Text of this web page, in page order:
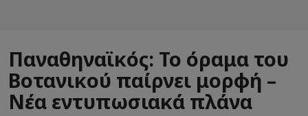
Παναθηναϊκός: Το όραμα του
Βοτανικού παίρνει μορφή –
Νέα εντυπωσιακά πλάνα